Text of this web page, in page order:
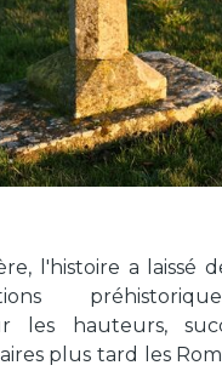
l'histoire a laissé
les hauteurs,
plus tard les